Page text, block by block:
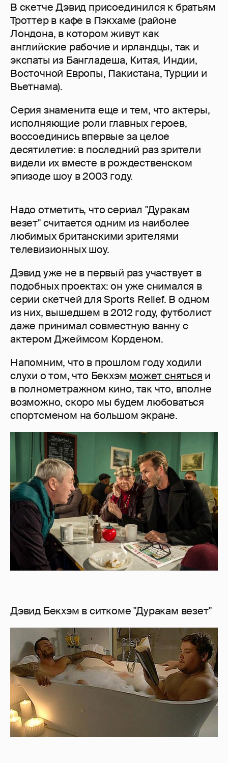
В скетче Дэвид присоединился к братьям
Троттер в кафе в Пэкхаме (районе
Лондона, в котором живут как
английские рабочие и ирландцы, так и
экспаты из Бангладеша, Китая, Индии,
Восточной Европы, Пакистана, Турции и
Вьетнама).
Серия знаменита еще и тем, что актеры,
исполняющие роли главных героев,
воссоединись впервые за целое
десятилетие: в последний раз зрители
видели их вместе в рождественском
эпизоде шоу в 2003 году.
Надо отметить, что сериал "Дуракам
везет" считается одним из наиболее
любимых британскими зрителями
телевизионных шоу.
Дэвид уже не в первый раз участвует в
подобных проектах: он уже снимался в
серии скетчей для Sports Relief. В одном
из них, вышедшем в 2012 году, футболист
даже принимал совместную ванну с
актером Джеймсом Корденом.
Напомним, что в прошлом году ходили
слухи о том, что Бекхэм может сняться и
в полнометражном кино, так что, вполне
возможно, скоро мы будем любоваться
спортсменом на большом экране.
Дэвид Бекхэм в ситкоме "Дуракам везет"